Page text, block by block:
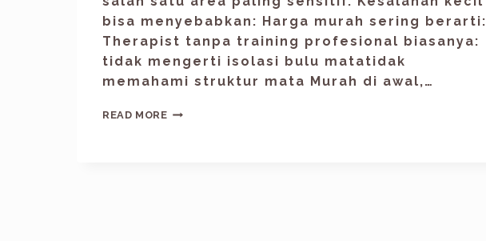
bisa menyebabkan: Harga murah sering berarti:
Therapist tanpa training profesional biasanya:
tidak mengerti isolasi bulu matatidak
memahami struktur mata Murah di awal,…
READ MORE